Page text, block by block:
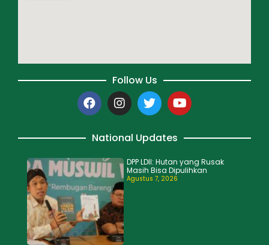
Follow Us
National Updates
DPP LDII: Hutan yang Rusak
Masih Bisa Dipulihkan
Agustus 7, 2026